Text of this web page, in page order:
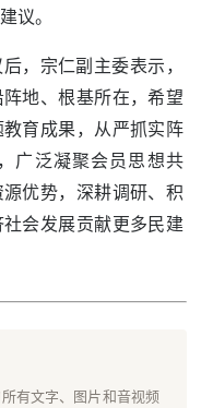
议。
，宗仁副主委表示，
地、根基所在，希望
育成果，从严抓实阵
广泛凝聚会员思想共
优势，深耕调研、积
会发展贡献更多民建
有文字、图片和音视频